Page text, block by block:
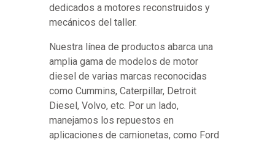
dedicados a motores reconstruidos y
mecánicos del taller.
Nuestra línea de productos abarca una
amplia gama de modelos de motor
diesel de varias marcas reconocidas
como Cummins, Caterpillar, Detroit
Diesel, Volvo, etc. Por un lado,
manejamos los repuestos en
aplicaciones de camionetas, como Ford